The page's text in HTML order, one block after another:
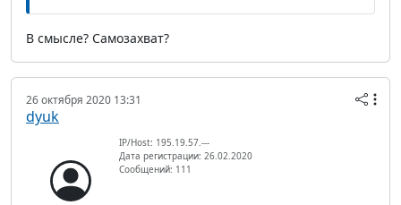
В смысле? Самозахват?
26 октября 2020 13:31
dyuk
IP/Host: 195.19.57.---
Дата регистрации: 26.02.2020
Сообщений: 111